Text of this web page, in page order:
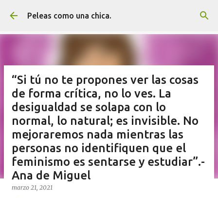
Ir al contenido principal
Peleas como una chica.
“Si tú no te propones ver las cosas
de forma crítica, no lo ves. La
desigualdad se solapa con lo
normal, lo natural; es invisible. No
mejoraremos nada mientras las
personas no identifiquen que el
feminismo es sentarse y estudiar”.-
Ana de Miguel
marzo 21, 2021